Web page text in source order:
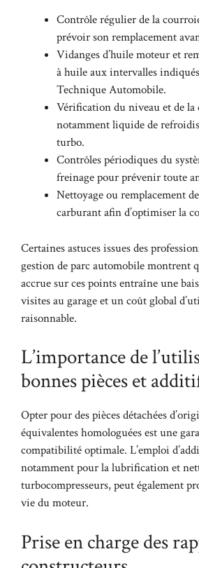
Contrôle régulier de la
prévoir son remplacement
Vidanges d’huile moteur et
à huile aux intervalles
Technique Automobile.
Vérification du niveau et de la
notamment liquide de
turbo.
Contrôles périodiques du
freinage pour prévenir toute
Nettoyage ou remplacement
carburant afin d’optimiser la
Certaines astuces issues des
gestion de parc automobile montrent
accrue sur ces points entraîne une
visites au garage et un coût global
raisonnable.
L’importance de
bonnes pièces et
Opter pour des pièces détachées
équivalentes homologuées est une
compatibilité optimale. L’emploi
notamment pour la lubrification et
turbocompresseurs, peut également
vie du moteur.
Prise en charge des